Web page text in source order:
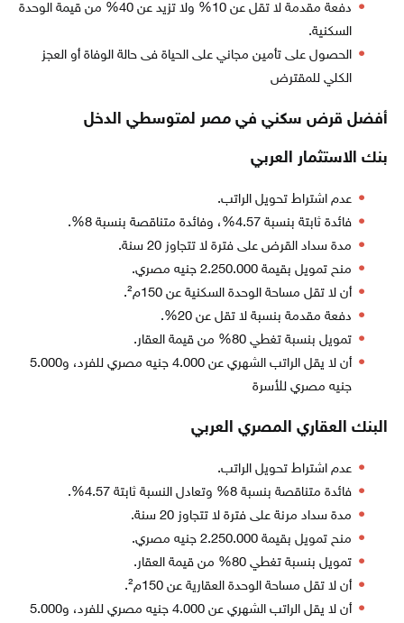
دفعة مقدمة لا تقل عن 10% ولا تزيد عن 40% من قيمة الوحدة
السكنية.
الحصول على تأمين مجاني على الحياة فى حالة الوفاة أو العجز
الكلي للمقترض
أفضل قرض سكني في مصر لمتوسطي الدخل
بنك الاستثمار العربي
عدم اشتراط تحويل الراتب.
فائدة ثابتة بنسبة 4.57%، وفائدة متناقصة بنسبة 8%.
مدة سداد القرض على فترة لا تتجاوز 20 سنة.
منح تمويل بقيمة 2.250.000 جنيه مصري.
أن لا تقل مساحة الوحدة السكنية عن 150م².
دفعة مقدمة بنسبة لا تقل عن 20%.
تمويل بنسبة تغطي 80% من قيمة العقار.
أن لا يقل الراتب الشهري عن 4.000 جنيه مصري للفرد، و5.000
جنيه مصري للأسرة
البنك العقاري المصري العربي
عدم اشتراط تحويل الراتب.
فائدة متناقصة بنسبة 8% وتعادل النسبة ثابتة 4.57%.
مدة سداد مرنة على فترة لا تتجاوز 20 سنة.
منح تمويل بقيمة 2.250.000 جنيه مصري.
تمويل بنسبة تغطي 80% من قيمة العقار.
أن لا تقل مساحة الوحدة العقارية عن 150م².
أن لا يقل الراتب الشهري عن 4.000 جنيه مصري للفرد، و5.000